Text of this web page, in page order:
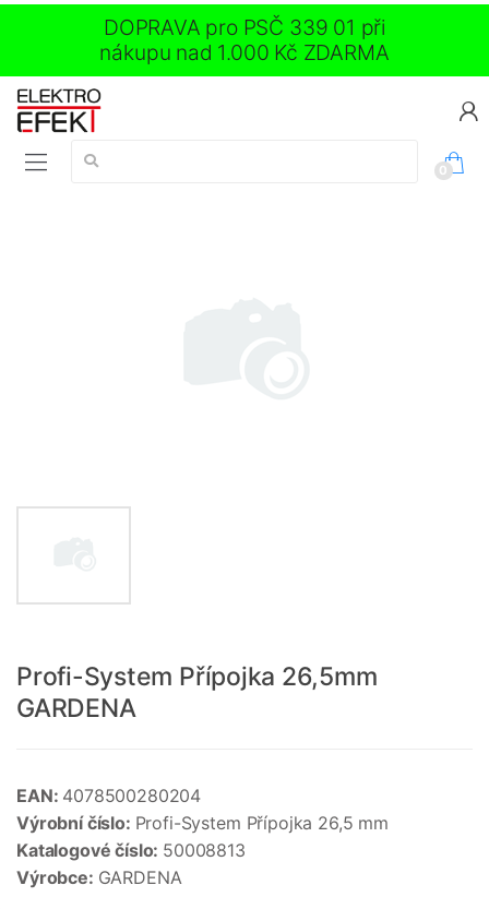
DOPRAVA pro PSČ 339 01 při
nákupu nad 1.000 Kč ZDARMA
Vyhledávání:
0
Profi-System Přípojka 26,5mm
GARDENA
EAN: 4078500280204
Výrobní číslo: Profi-System Přípojka 26,5 mm
Katalogové číslo: 50008813
Výrobce: GARDENA